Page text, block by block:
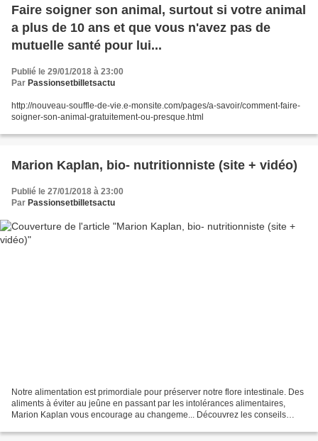
Faire soigner son animal, surtout si votre animal
a plus de 10 ans et que vous n'avez pas de
mutuelle santé pour lui...
Publié le 29/01/2018 à 23:00
Par Passionsetbilletsactu
http://nouveau-souffle-de-vie.e-monsite.com/pages/a-savoir/comment-faire-
soigner-son-animal-gratuitement-ou-presque.html
Marion Kaplan, bio- nutritionniste (site + vidéo)
Publié le 27/01/2018 à 23:00
Par Passionsetbilletsactu
Notre alimentation est primordiale pour préserver notre flore intestinale. Des
aliments à éviter au jeûne en passant par les intolérances alimentaires,
Marion Kaplan vous encourage au changeme... Découvrez les conseils